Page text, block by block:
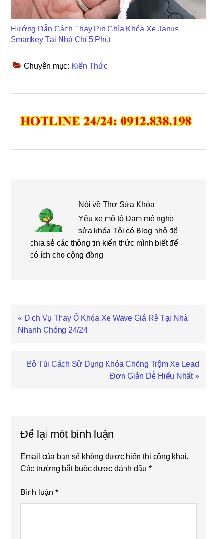
Hướng Dẫn Cách Thay Pin Chìa Khóa Xe Janus
Smartkey Tại Nhà Chỉ 5 Phút
Chuyên mục: Kiến Thức
Nói vềThợ Sửa Khóa
Yêu xe mô tô Đam mê nghề
sửa khóa Tôi có Blog nhỏ để
chia sẻ các thông tin kiến thức mình biết để
có ích cho cộng đồng
Bài
viết
« Dịch Vụ Thay Ổ Khóa Xe Wave Giá Rẻ Tại Nhà
Nhanh Chóng 24/24
Bài
Bỏ Túi Cách Sử Dụng Khóa Chống Trộm Xe Lead
Đơn Giản Dễ Hiểu Nhất »
Để lại một bình luận
Email của bạn sẽ không được hiển thị công khai.
Các trường bắt buộc được đánh dấu*
Bình luận*